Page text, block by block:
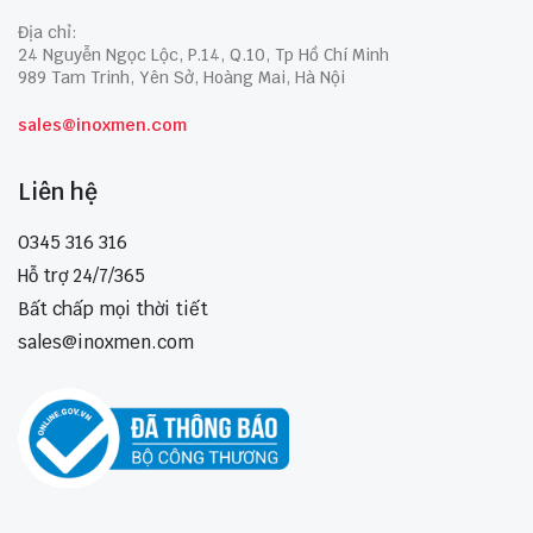
Địa chỉ:
24 Nguyễn Ngọc Lộc, P.14, Q.10, Tp Hồ Chí Minh
989 Tam Trinh, Yên Sở, Hoàng Mai, Hà Nội
sales@inoxmen.com
Liên hệ
0345 316 316
Hỗ trợ 24/7/365
Bất chấp mọi thời tiết
sales@inoxmen.com